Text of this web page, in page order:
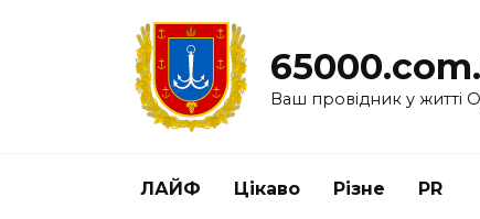
Ваш провідник у житті
ЛАЙФ Цікаво Різне PR